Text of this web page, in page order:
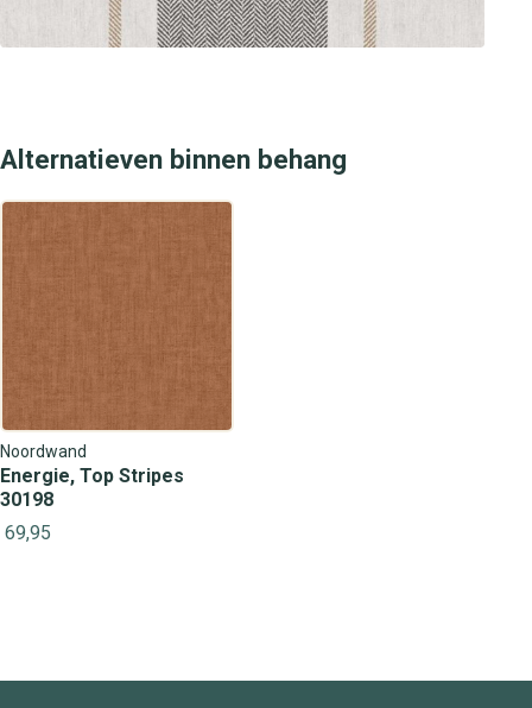
behangplaza om de kleurstalen in het echt te zien en je
favoriete variant direct mee te nemen. Ons deskundige
Alternatieven binnen behang
Noordwand
Energie, Top Stripes
30198
69,95